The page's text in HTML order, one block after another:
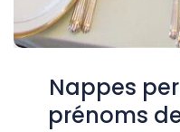
Nappes
prénoms